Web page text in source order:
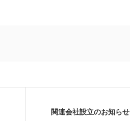
関連会社設立のお知らせ